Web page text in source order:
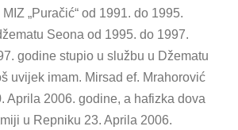
„Puračić“ od 1991. do 1995.
Seona od 1995. do 1997.
godine stupio u službu u Džematu
uvijek imam. Mirsad ef. Mrahorović
Aprila 2006. godine, a hafizka dova
u Repniku 23. Aprila 2006.